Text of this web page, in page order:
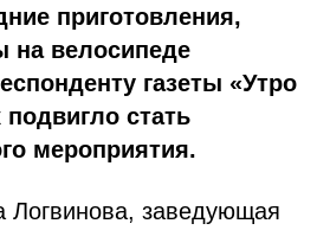
приготовления,
на велосипеде
газеты «Утро
стать
мероприятия.
Логвинова, заведующая